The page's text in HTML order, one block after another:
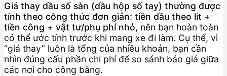
Giá thay dầu số sàn (dầu hộp số tay) thường được
tính theo công thức đơn giản: tiền dầu theo lít +
tiền công + vật tư/phụ phí nhỏ, nên bạn hoàn toàn
có thể ước tính trước khi mang xe đi làm. Cụ thể, vì
“giá thay” luôn là tổng của nhiều khoản, bạn cần
nhìn đúng cấu phần chi phí để so sánh báo giá giữa
các nơi cho công bằng.